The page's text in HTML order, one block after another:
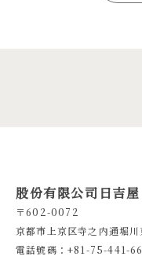
股份有限公司日吉
〒602-0072
京都市上京区寺之内通堀
電話號碼：+81-75-441-